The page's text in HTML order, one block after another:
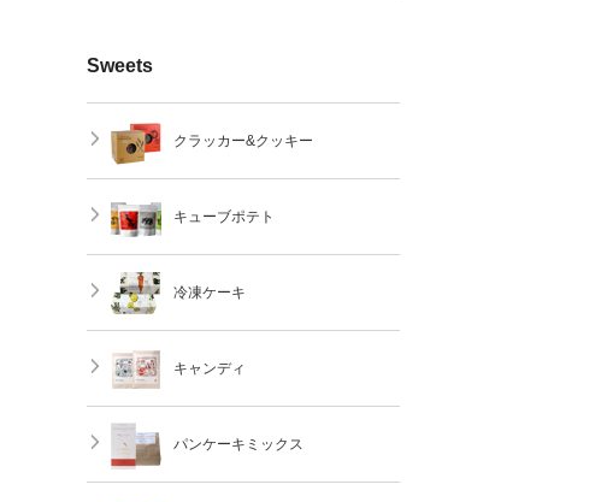
Sweets
クラッカー&クッキー
キューブポテト
冷凍ケーキ
キャンディ
パンケーキミックス